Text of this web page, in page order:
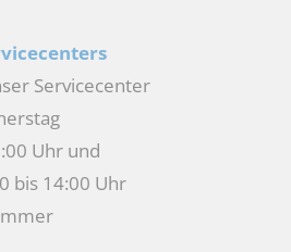
Servicecenter
Uhr und
bis 14:00 Uhr